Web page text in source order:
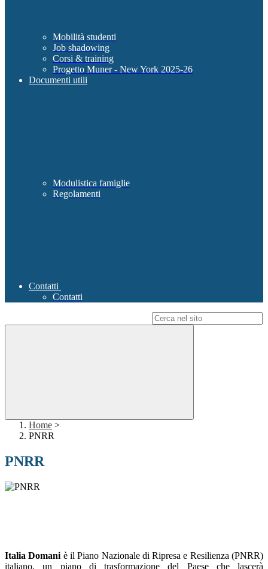
Mobilità studenti
Job shadowing
Corsi & training
Progetto Muner - New York 2025-26
Documenti utili
Modulistica famiglie
Regolamenti
Contatti
Contatti
Home >
PNRR
PNRR
Italia Domani è il Piano Nazionale di Ripresa e Resilienza (PNRR)
italiano, un piano di trasformazione del Paese che lascerà